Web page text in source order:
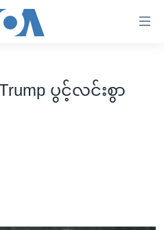
ပွင့်လင်းစွာ